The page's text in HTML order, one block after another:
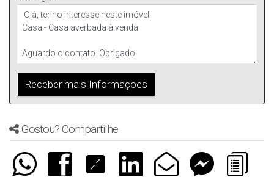
Gostou? Compartilhe